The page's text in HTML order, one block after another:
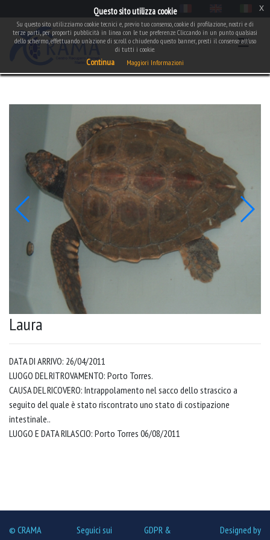
Laura
DATA DI ARRIVO: 26/04/2011
LUOGO DEL RITROVAMENTO: Porto Torres.
CAUSA DEL RICOVERO: Intrappolamento nel sacco dello strascico a
seguito del quale è stato riscontrato uno stato di costipazione
intestinale..
LUOGO E DATA RILASCIO: Porto Torres 06/08/2011
© CRAMA
Seguici sui
GDPR &
Designed by
Questo sito utilizza cookie
Su questo sito utilizziamo cookie tecnici e, previo tuo consenso, cookie di profilazione, nostri e di
terze parti, per proporti pubblicità in linea con le tue preferenze. Cliccando in un punto qualsiasi
dello schermo, effettuando un'azione di scroll o chiudendo questo banner, presti il consenso all'uso
di tutti i cookie.
Continua Maggiori Informazioni
x